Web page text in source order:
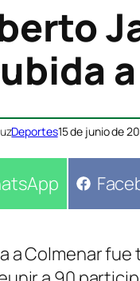
Deportes15 de junio de
a Colmenar